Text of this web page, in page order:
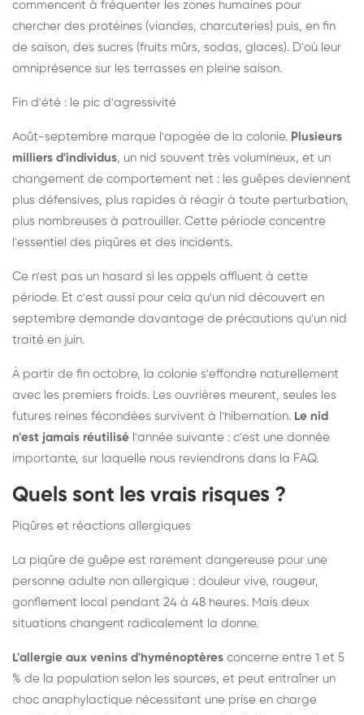
commencent à fréquenter les zones humaines pour
chercher des protéines (viandes, charcuteries) puis, en fin
de saison, des sucres (fruits mûrs, sodas, glaces). D'où leur
omniprésence sur les terrasses en pleine saison.
Fin d'été : le pic d'agressivité
Août-septembre marque l'apogée de la colonie. Plusieurs
milliers d'individus, un nid souvent très volumineux, et un
changement de comportement net : les guêpes deviennent
plus défensives, plus rapides à réagir à toute perturbation,
plus nombreuses à patrouiller. Cette période concentre
l'essentiel des piqûres et des incidents.
Ce n'est pas un hasard si les appels affluent à cette
période. Et c'est aussi pour cela qu'un nid découvert en
septembre demande davantage de précautions qu'un nid
traité en juin.
À partir de fin octobre, la colonie s'effondre naturellement
avec les premiers froids. Les ouvrières meurent, seules les
futures reines fécondées survivent à l'hibernation. Le nid
n'est jamais réutilisé l'année suivante : c'est une donnée
importante, sur laquelle nous reviendrons dans la FAQ.
Quels sont les vrais risques ?
Piqûres et réactions allergiques
La piqûre de guêpe est rarement dangereuse pour une
personne adulte non allergique : douleur vive, rougeur,
gonflement local pendant 24 à 48 heures. Mais deux
situations changent radicalement la donne.
L'allergie aux venins d'hyménoptères concerne entre 1 et 5
% de la population selon les sources, et peut entraîner un
choc anaphylactique nécessitant une prise en charge